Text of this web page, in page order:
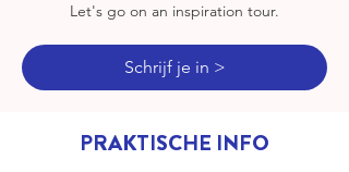
Let's go on an inspiration tour.
Schrijf je in >
PRAKTISCHE INFO